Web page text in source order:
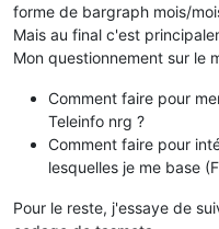
forme de bargraph mois/
Mais au final c'est
Mon questionnement sur le
Comment faire pour
Teleinfo nrg ?
Comment faire pour
lesquelles je me base
Pour le reste, j'essaye de